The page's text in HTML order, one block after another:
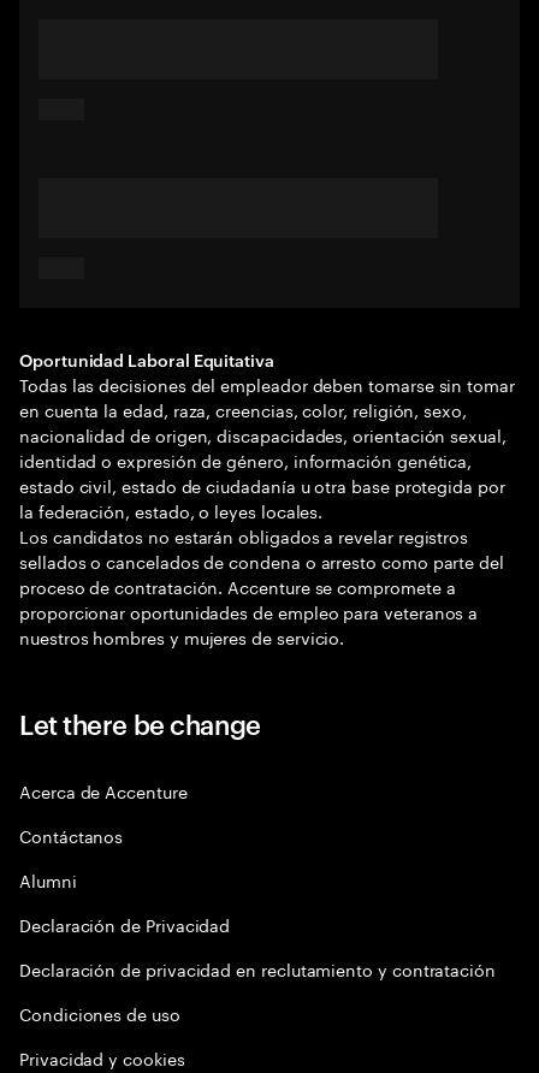
Oportunidad Laboral Equitativa
Todas las decisiones del empleador deben tomarse sin tomar
en cuenta la edad, raza, creencias, color, religión, sexo,
nacionalidad de origen, discapacidades, orientación sexual,
identidad o expresión de género, información genética,
estado civil, estado de ciudadanía u otra base protegida por
la federación, estado, o leyes locales.
Los candidatos no estarán obligados a revelar registros
sellados o cancelados de condena o arresto como parte del
proceso de contratación. Accenture se compromete a
proporcionar oportunidades de empleo para veteranos a
nuestros hombres y mujeres de servicio.
Let there be change
Acerca de Accenture
Contáctanos
Alumni
Declaración de Privacidad
Declaración de privacidad en reclutamiento y contratación
Condiciones de uso
Privacidad y cookies